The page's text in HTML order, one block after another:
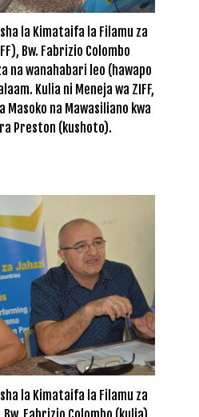
la Kimataifa la Filamu za
Bw. Fabrizio Colombo
na wanahabari leo (hawapo
Kulia ni Meneja wa ZIFF,
Masoko na Mawasiliano kwa
Preston (kushoto).
la Kimataifa la Filamu za